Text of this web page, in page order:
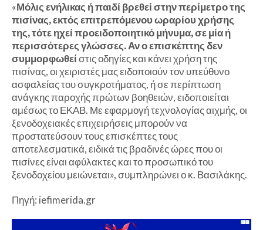
«Μόλις ενήλικας ή παιδί βρεθεί στην περίμετρο της
πισίνας, εκτός επιτρεπόμενου ωραρίου χρήσης
της, τότε ηχεί προειδοποιητικό μήνυμα, σε μία ή
περισσότερες γλώσσες. Αν ο επισκέπτης δεν
συμμορφωθείστις οδηγίες και κάνει χρήση της
πισίνας, οι χειριστές μας ειδοποιούν τον υπεύθυνο
ασφαλείας του συγκροτήματος, ή σε περίπτωση
ανάγκης παροχής πρώτων βοηθειών, ειδοποιείται
αμέσως το ΕΚΑΒ. Με εφαρμογή τεχνολογίας αιχμής, οι
ξενοδοχειακές επιχειρήσεις μπορούν να
προστατεύσουν τους επισκέπτες τους
αποτελεσματικά, ειδικά τις βραδινές ώρες που οι
πισίνες είναι αφύλακτες και το προσωπικό του
ξενοδοχείου μειώνεται», συμπληρώνει ο κ. Βασιλάκης.
Πηγή: iefimerida.gr